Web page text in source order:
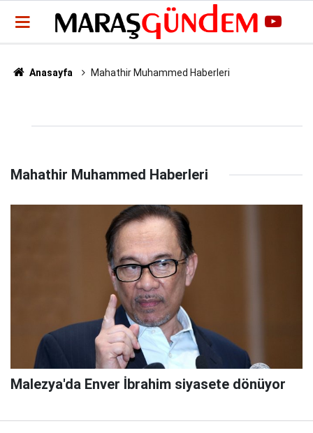
Anasayfa Mahathir Muhammed Haberleri
Mahathir Muhammed Haberleri
Malezya'da Enver İbrahim siyasete dönüyor